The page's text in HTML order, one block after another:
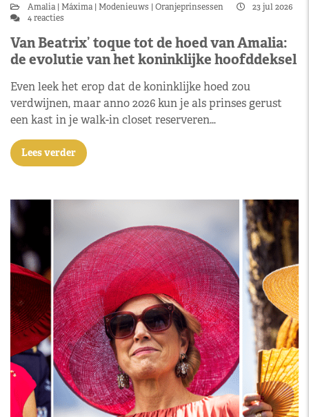
Amalia Máxima Modenieuws Oranjeprinsessen
23 jul 2026
4 reacties
Van Beatrix’ toque tot de hoed van Amalia:
de evolutie van het koninklijke hoofddeksel
Even leek het erop dat de koninklijke hoed zou
verdwijnen, maar anno 2026 kun je als prinses gerust
een kast in je walk-in closet reserveren…
Lees verder